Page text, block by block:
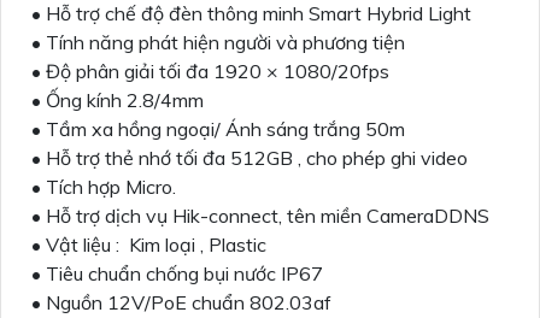
• Hỗ trợ chế độ đèn thông minh Smart Hybrid Light
• Tính năng phát hiện người và phương tiện
• Độ phân giải tối đa 1920 × 1080/20fps
• Ống kính 2.8/4mm
• Tầm xa hồng ngoại/ Ánh sáng trắng 50m
• Hỗ trợ thẻ nhớ tối đa 512GB , cho phép ghi video
• Tích hợp Micro.
• Hỗ trợ dịch vụ Hik-connect, tên miền CameraDDNS
• Vật liệu : Kim loại , Plastic
• Tiêu chuẩn chống bụi nước IP67
• Nguồn 12V/PoE chuẩn 802.03af